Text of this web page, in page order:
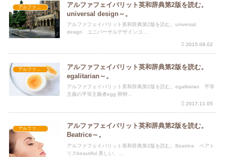
アルファフェイバリット英和辞典第2版を読む。
universal design～。
アルファフェイバリット英和辞典第2版を読む。universal
design ユニバーサルデザインコ...
2015.09.02
アルファフェイバリット英和辞典第2版を読む。
egalitarian～。
アルファフェイバリット英和辞典第2版を読む。egalitarian 平等
主義の平等主義者egg 卵卵...
2017.11.05
アルファフェイバリット英和辞典第2版を読む。
Beatrice～。
アルファフェイバリット英和辞典第2版を読む。Beatrice ベアト
リスbeautiful 美しい、...